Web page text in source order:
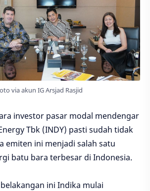
via akun IG Arsjad Rasjid
investor pasar modal mendengar
Tbk (INDY) pasti sudah tidak
emiten ini menjadi salah satu
batu bara terbesar di Indonesia.
ini Indika mulai